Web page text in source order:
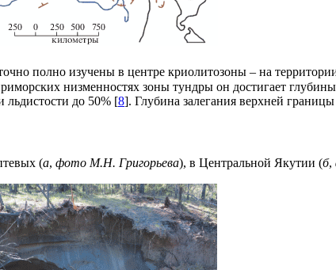
полно изучены в центре криолитозоны – на
низменностях зоны тундры он достигает
льдистости до 50% [8]. Глубина залегания верхней
(а, фото М.Н. Григорьева), в Центральной Якутии (б,